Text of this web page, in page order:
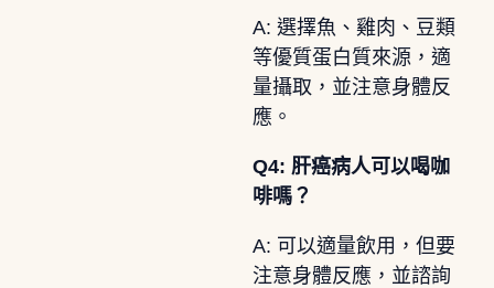
A: 選擇魚、雞肉、豆類
等優質蛋白質來源，適
量攝取，並注意身體反
應。
Q4: 肝癌病人可以喝咖
啡嗎？
A: 可以適量飲用，但要
注意身體反應，並諮詢